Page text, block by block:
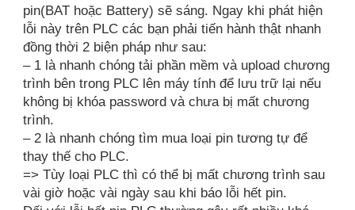
pin(BAT hoặc Battery) sẽ sáng. Ngay khi phát hiện
lỗi này trên PLC các bạn phải tiến hành thật nhanh
đồng thời 2 biện pháp như sau:
– 1 là nhanh chóng tải phần mềm và upload chương
trình bên trong PLC lên máy tính để lưu trữ lại nếu
không bị khóa password và chưa bị mất chương
trình.
– 2 là nhanh chóng tìm mua loại pin tương tự để
thay thế cho PLC.
=> Tùy loại PLC thì có thể bị mất chương trình sau
vài giờ hoặc vài ngày sau khi báo lỗi hết pin.